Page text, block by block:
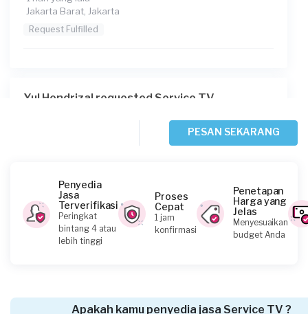
Jakarta Barat, Jakarta
Request Fulfilled
Yul Hendrizal requested Service TV
Owen List requested Service TV
2 hari yang lalu
Jakarta Barat, Jakarta
PESAN SEKARANG
Penyedia
Jasa
Terverifikasi
Peringkat
bintang 4 atau
lebih tinggi
Proses
Cepat
1 jam
konfirmasi
Penetapan
Harga yang
Jelas
Menyesuaikan
budget Anda
Apakah kamu penyedia jasa Service TV ?